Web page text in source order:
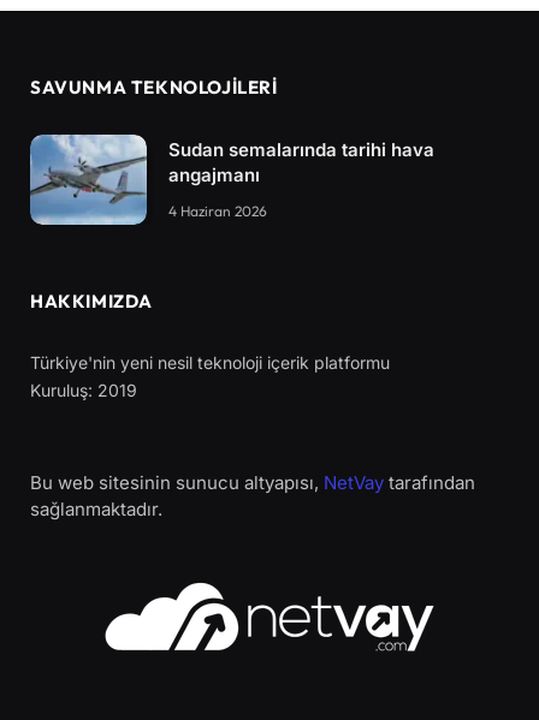
SAVUNMA TEKNOLOJİLERİ
Sudan semalarında tarihi hava
angajmanı
4 Haziran 2026
HAKKIMIZDA
Türkiye'nin yeni nesil teknoloji içerik platformu
Kuruluş: 2019
Bu web sitesinin sunucu altyapısı, NetVay tarafından
sağlanmaktadır.